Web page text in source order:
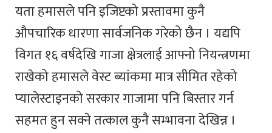
यता हमासले पनि इजिप्टको प्रस्तावमा कुनै
औपचारिक धारणा सार्वजनिक गरेको छैन । यद्यपि
विगत १६ वर्षदेखि गाजा क्षेत्रलाई आफ्नो नियन्त्रणमा
राखेको हमासले वेस्ट ब्यांकमा मात्र सीमित रहेको
प्यालेस्टाइनको सरकार गाजामा पनि बिस्तार गर्न
सहमत हुन सक्ने तत्काल कुनै सम्भावना देखिन्न ।